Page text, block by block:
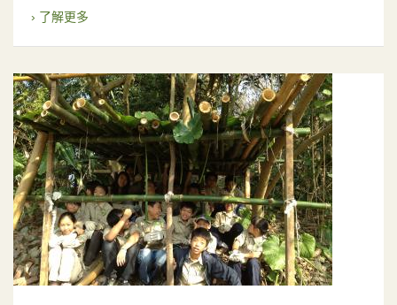
› 了解更多